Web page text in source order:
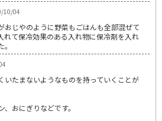
10/04
おじやのように野菜もごはんも全部混ぜて
れて保冷効果のある入れ物に保冷剤を入れ
いたまないようなものを持っていくことが
おにぎりなどです。